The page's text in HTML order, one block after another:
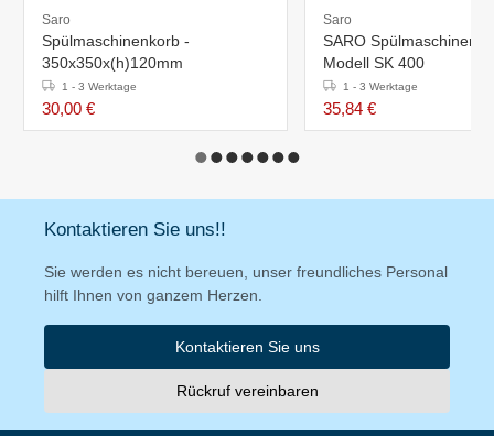
Saro
Spülmaschinenkorb -
350x350x(h)120mm
1 - 3 Werktage
30,00 €
Saro
SARO
Modell SK 400
1 - 3 Werktage
35,84 €
Kontaktieren Sie uns!!
Sie werden es nicht bereuen, unser freundliches Personal
hilft Ihnen von ganzem Herzen.
Kontaktieren Sie uns
Rückruf vereinbaren